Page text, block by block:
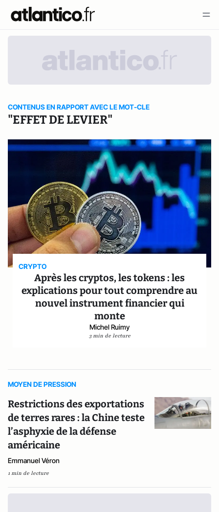
CONTENUS EN RAPPORT AVEC LE MOT-CLE
"EFFET DE LEVIER"
CRYPTO
Après les cryptos, les tokens : les
explications pour tout comprendre au
nouvel instrument financier qui
monte
Michel Ruimy
3 min de lecture
MOYEN DE PRESSION
Restrictions des exportations
de terres rares : la Chine teste
l’asphyxie de la défense
américaine
Emmanuel Véron
1 min de lecture